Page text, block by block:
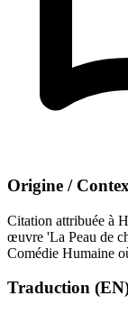
Origine /
Citation attribuée à
œuvre 'La Peau de
Comédie Humaine
Traduction